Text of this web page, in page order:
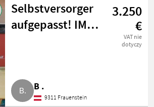
Selbstversorger
aufgepasst! IME
3.250
€
VAT nie
dotyczy
B .
9311 Frauenstein